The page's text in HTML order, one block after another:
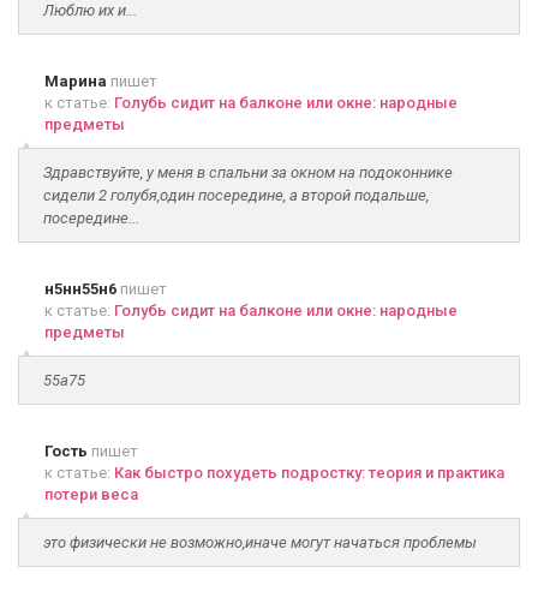
Люблю их и...
Марина пишет
к статье: Голубь сидит на балконе или окне: народные
предметы
Здравствуйте, у меня в спальни за окном на подоконнике
сидели 2 голубя,один посередине, а второй подальше,
посередине...
н5нн55н6 пишет
к статье: Голубь сидит на балконе или окне: народные
предметы
55а75
Гость пишет
к статье: Как быстро похудеть подростку: теория и практика
потери веса
это физически не возможно,иначе могут начаться проблемы